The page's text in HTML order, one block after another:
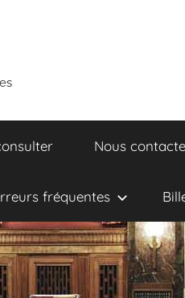
Nous
fréquentes